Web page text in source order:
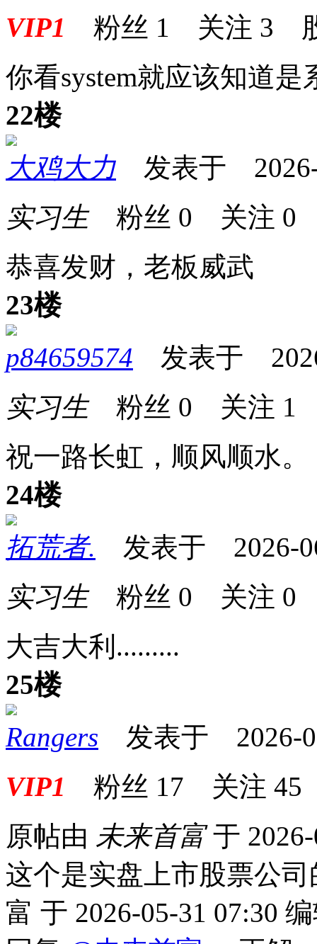
VIP1 粉丝 1 关注 3
你看system就应该知道是
22楼
大鸡大力 发表于 2026-
实习生粉丝 0 关注 0
恭喜发财，老板威武
23楼
p84659574 发表于
实习生粉丝 0 关注 1
祝一路长虹，顺风顺水。
24楼
拓荒者. 发表于 2026-
实习生粉丝 0 关注 0
大吉大利.........
25楼
Rangers 发表于 2026-
VIP1 粉丝 17 关注 45
原帖由 未来首富于
这个是实盘上市股票公
富 于 2026-05-31 07:30